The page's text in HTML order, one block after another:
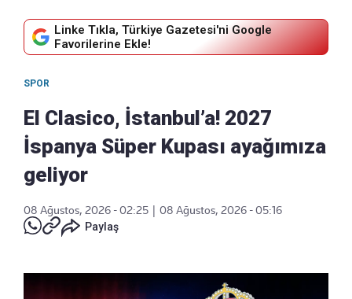
Linke Tıkla, Türkiye Gazetesi'ni Google
Favorilerine Ekle!
SPOR
El Clasico, İstanbul’a! 2027
İspanya Süper Kupası ayağımıza
geliyor
08 Ağustos, 2026 - 02:25
08 Ağustos, 2026 - 05:16
Paylaş